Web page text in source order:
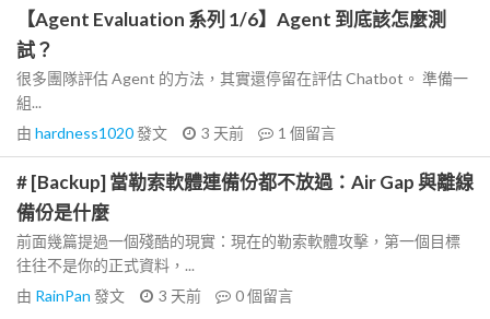
【Agent Evaluation 系列 1/6】Agent 到底該怎麼測
試？
很多團隊評估 Agent 的方法，其實還停留在評估 Chatbot。 準備一
組...
由 hardness1020發文 3 天前 1 個留言
# [Backup] 當勒索軟體連備份都不放過：Air Gap 與離線
備份是什麼
前面幾篇提過一個殘酷的現實：現在的勒索軟體攻擊，第一個目標
往往不是你的正式資料，...
由 RainPan 發文 3 天前 0個留言